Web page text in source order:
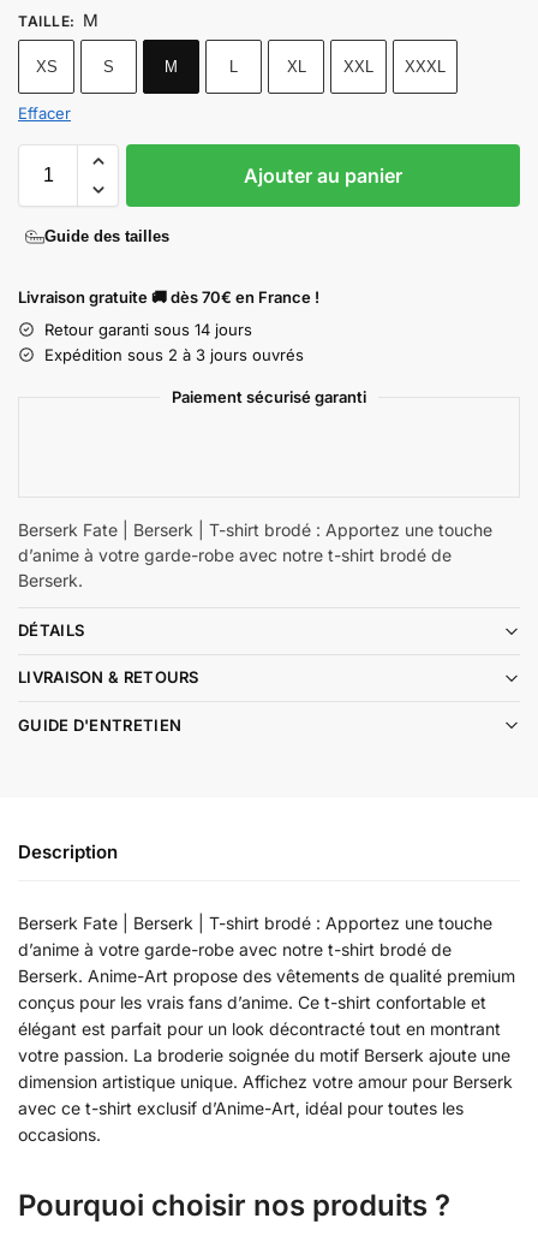
TAILLE: M
XS S M L XL XXL XXXL
Effacer
Ajouter au panier
Guide des tailles
Livraison gratuite 🚚 dès 70€ en France !
Retour garanti sous 14 jours
Expédition sous 2 à 3 jours ouvrés
Paiement sécurisé garanti
Berserk Fate | Berserk | T-shirt brodé : Apportez une touche
d’anime à votre garde-robe avec notre t-shirt brodé de
Berserk.
DÉTAILS
LIVRAISON & RETOURS
GUIDE D'ENTRETIEN
Description
Berserk Fate | Berserk | T-shirt brodé : Apportez une touche
d’anime à votre garde-robe avec notre t-shirt brodé de
Berserk. Anime-Art propose des vêtements de qualité premium
conçus pour les vrais fans d’anime. Ce t-shirt confortable et
élégant est parfait pour un look décontracté tout en montrant
votre passion. La broderie soignée du motif Berserk ajoute une
dimension artistique unique. Affichez votre amour pour Berserk
avec ce t-shirt exclusif d’Anime-Art, idéal pour toutes les
occasions.
Pourquoi choisir nos produits ?